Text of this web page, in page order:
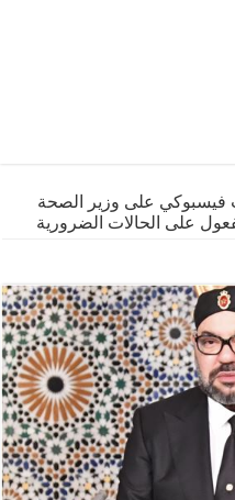
على وزير الصحة
الحالات الضرورية